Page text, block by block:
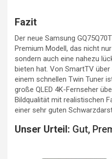
Fazit
Der neue Samsung
Premium Modell, das nicht
sondern auch eine nahezu
bieten hat. Von SmartTV
einem schnellen Twin Tuner
große QLED 4K-Fernseher
Bildqualität mit realistischen
einer sehr guten
Unser Urteil: Gut,